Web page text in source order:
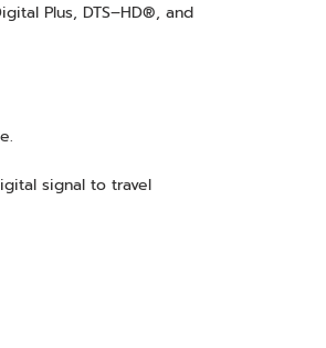
Plus, DTS–HD®, and
signal to travel